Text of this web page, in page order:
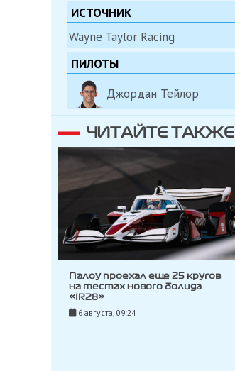
ИСТОЧНИК
Wayne Taylor Racing
ПИЛОТЫ
Джордан Тейлор
ЧИТАЙТЕ ТАКЖЕ
Палоу проехал еще 25 кругов
на тестах нового болида
«IR28»
6 августа, 09:24